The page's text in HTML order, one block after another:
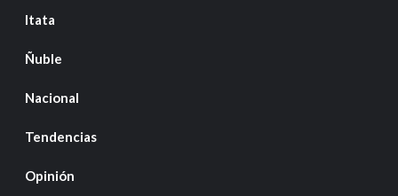
Itata
Ñuble
Nacional
Tendencias
Opinión